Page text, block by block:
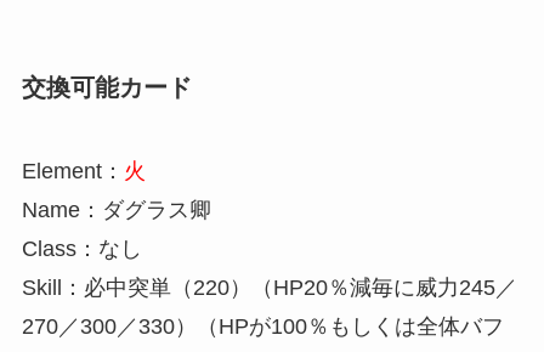
交換可能カード
Element： 火
Name：ダグラス卿
Class：なし
Skill：必中突単（220）（HP20％減毎に威力245／
270／300／330）（HPが100％もしくは全体バフ